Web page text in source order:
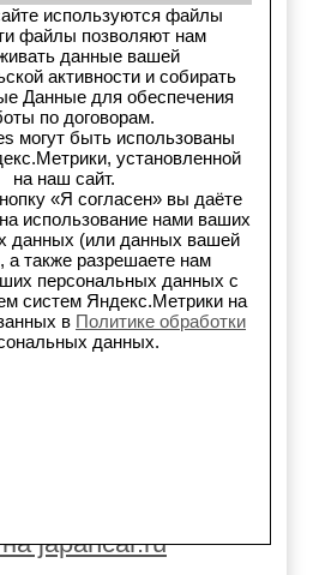
в YouTube
канал
на Drom.ru
в auto.ru
Яндекс
картах 2ГИС
на Avito.ru
japancar.ru
используются файлы
файлы позволяют нам
данные вашей
активности и собирать
Данные для обеспечения
по договорам.
могут быть использованы
установленной
на наш сайт.
«Я согласен» вы даёте
использование нами ваших
данных (или данных вашей
а также разрешаете нам
персональных данных с
систем Яндекс.Метрики на
в Политике обработки
данных.